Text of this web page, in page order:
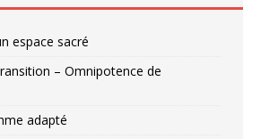
espace sacré
– Omnipotence de
adapté